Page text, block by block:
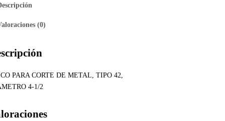
(0)
PARA CORTE DE METAL, TIPO 42,
4-1/2